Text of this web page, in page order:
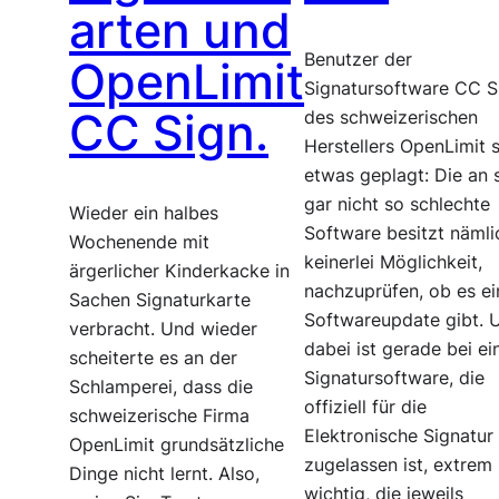
arten und
OpenLimit
CC Sign.
Wieder ein halbes
Wochenende mit
ärgerlicher Kinderkacke in
Sachen Signaturkarte
verbracht. Und wieder
scheiterte es an der
Schlamperei, dass die
schweizerische Firma
OpenLimit grundsätzliche
Dinge nicht lernt. Also,
Benutzer der
Signatursoftware CC
des schweizerischen
Herstellers OpenLimit
etwas geplagt: Die an
gar nicht so schlechte
Software besitzt
keinerlei Möglichkeit,
nachzuprüfen, ob es
Softwareupdate gibt.
dabei ist gerade bei
Signatursoftware, die
offiziell für die
Elektronische Signatur
zugelassen ist, extrem
wichtig, die jeweils